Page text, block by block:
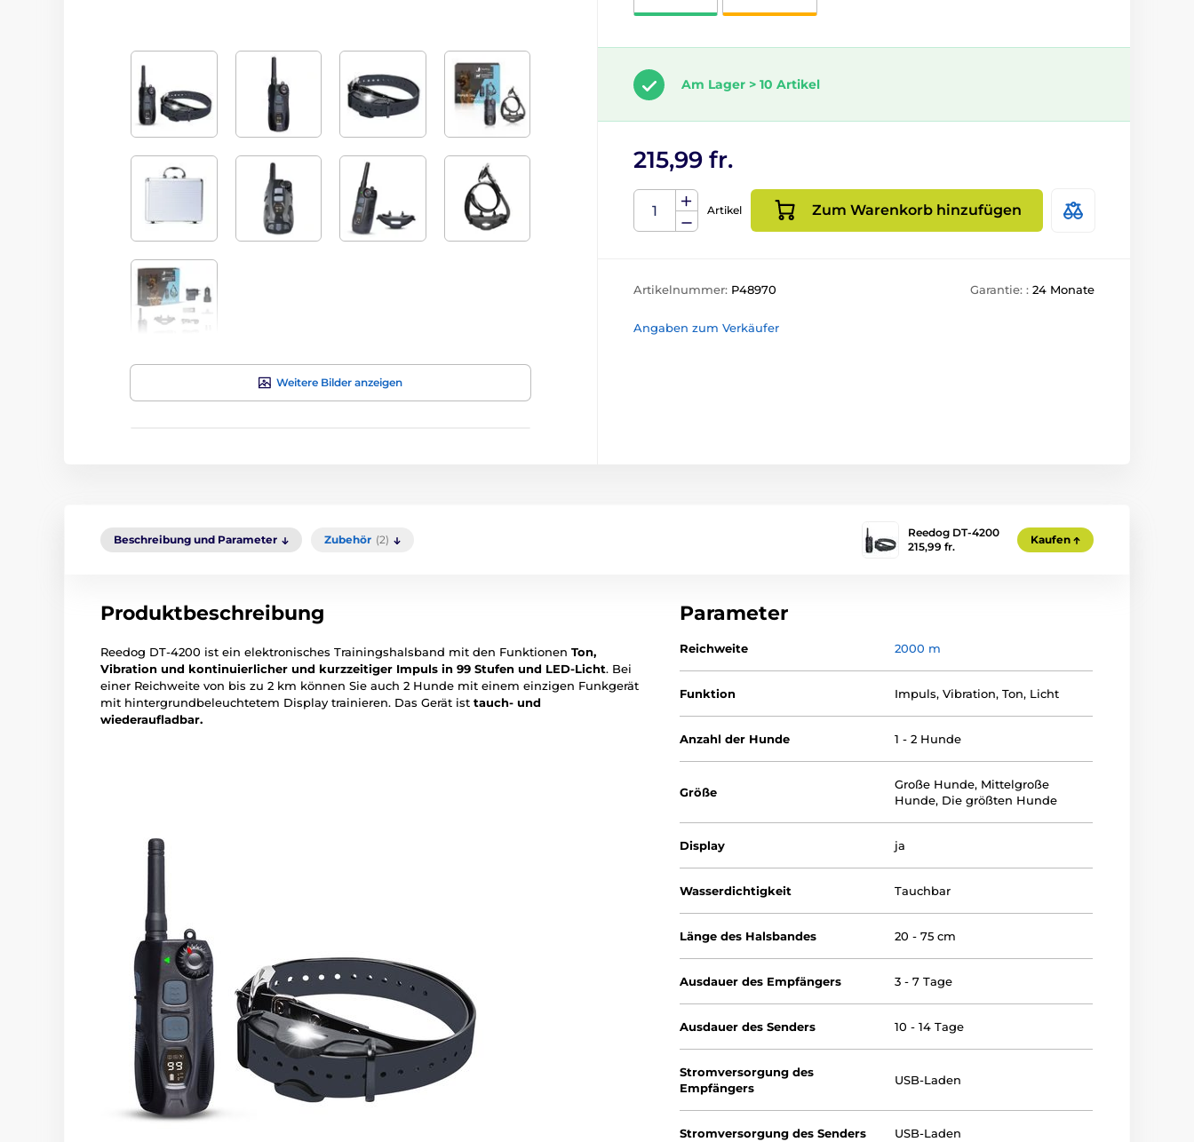
Weitere Bilder anzeigen
Am Lager > 10 Artikel
215,99 fr.
Artikel Zum Warenkorb hinzufügen
Artikelnummer: P48970 Garantie: : 24 Monate
Angaben zum Verkäufer
Beschreibung und Parameter Zubehör (2)
Reedog DT-4200
215,99 fr.
Kaufen
Produktbeschreibung
Reedog DT-4200 ist ein elektronisches Trainingshalsband mit den Funktionen Ton,
Vibration und kontinuierlicher und kurzzeitiger Impuls in 99 Stufen und LED-Licht. Bei
einer Reichweite von bis zu 2 km können Sie auch 2 Hunde mit einem einzigen Funkgerät
mit hintergrundbeleuchtetem Display trainieren. Das Gerät ist tauch- und
wiederaufladbar.
Parameter
Reichweite 2000 m
Funktion Impuls,Vibration,Ton, Licht
Anzahl der Hunde 1 - 2 Hunde
Größe
Große Hunde, Mittelgroße
Hunde, Die größten Hunde
Display ja
Wasserdichtigkeit Tauchbar
Länge des Halsbandes 20 - 75 cm
Ausdauer des Empfängers 3 - 7 Tage
Ausdauer des Senders 10 - 14 Tage
Stromversorgung des
Empfängers
USB-Laden
Stromversorgung des Senders USB-Laden